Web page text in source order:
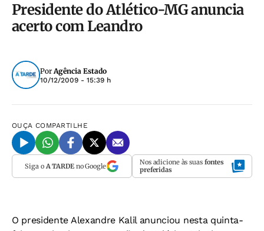
Presidente do Atlético-MG anuncia
acerto com Leandro
PorAgência Estado
10/12/2009 - 15:39 h
OUÇA COMPARTILHE
Siga o A TARDEno Google Nos adicione às suas fontes
preferidas
O presidente Alexandre Kalil anunciou nesta quinta-